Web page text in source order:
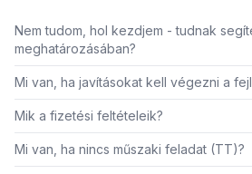
Nem tudom, hol kezdjem - tudnak
meghatározásában?
Mi van, ha javításokat kell végezni a
Mik a fizetési feltételeik?
Mi van, ha nincs műszaki feladat (TT)?